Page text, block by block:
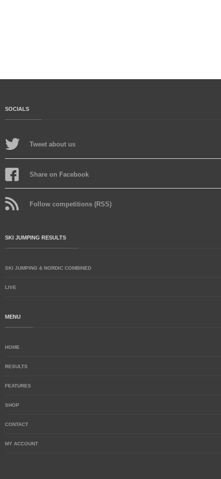
SOCIALS
Tweet about us
Share on Facebook
Follow competitions (RSS)
SKI JUMPING RESULTS
SKI JUMPING & NORDIC COMBINED
LIVE
MENU
HOME
RESULTS
FEATURES
SHOP
CONTACT
MY ACCOUNT